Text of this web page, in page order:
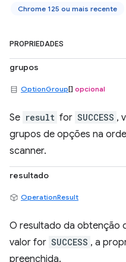
Chrome 125 ou mais recente
PROPRIEDADES
grupos
OptionGroup[] opcional
Se result for SUCCESS ,
grupos de opções na
scanner.
resultado
OperationResult
O resultado da obtenção
valor for SUCCESS , a
preenchida.